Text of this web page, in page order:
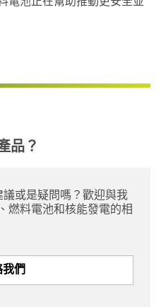
品？
或是疑問嗎？歡迎與我
燃料電池和核能發電的相
我們